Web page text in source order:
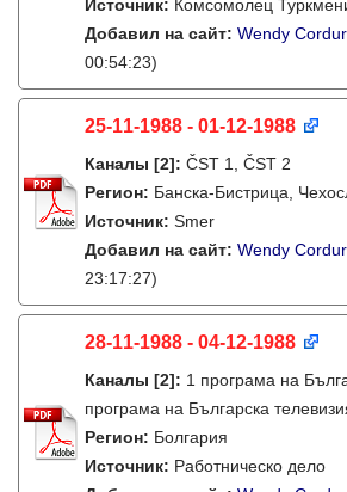
Источник: Комсомолец
Добавил на сайт: Wendy
00:54:23)
25-11-1988 - 01-12-1988
Каналы [2]: ČST 1, ČST 2
Регион: Банска-Бистрица,
Источник: Smer
Добавил на сайт: Wendy
23:17:27)
28-11-1988 - 04-12-1988
Каналы [2]: 1 програма на
програма на Българска
Регион: Болгария
Источник: Работническо дело